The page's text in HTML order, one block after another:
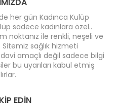
her gün Kadınca Kulüp
sadece kadınlara özel..
noktanız ile renkli, neşeli ve
sağlık hizmeti
amaçlı değil sadece bilgi
bu uyarıları kabul etmiş
EDIN